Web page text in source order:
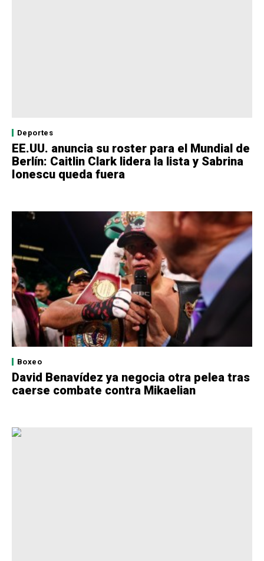
Deportes
EE.UU. anuncia su roster para el Mundial de
Berlín: Caitlin Clark lidera la lista y Sabrina
Ionescu queda fuera
Boxeo
David Benavídez ya negocia otra pelea tras
caerse combate contra Mikaelian